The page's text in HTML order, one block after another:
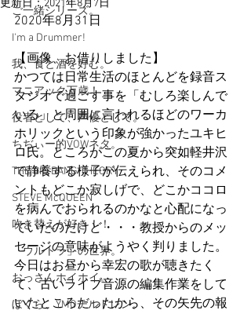
ご一緒シリーズ。
I'm a Drummer!
我、食と酒を好む。
マニアック万歳！
役者として、声優として。
ちぢぃー的VOWネタ。
THE BIG BANG THEORY
STEVE McQUEEN
吹き替えが好き！！
「ウルトラ」の世界。
おっさんホイホイ。
ぼくら、YMOチルドレン。
更新日：2021年8月7日
2020年8月31日
【画像、お借りしました】
かつては日常生活のほとんどを録音ス
タジオで過ごす事を「むしろ楽しんで
いる」と周囲に言われるほどのワーカ
ホリックという印象が強かったユキヒ
ロ氏。ところがこの夏から突如軽井沢
で静養する様子が伝えられ、そのコメ
ントもどこか寂しげで、どこかココロ
を病んでおられるのかなと心配になっ
ていたのだけど・・・教授からのメッ
セージの意味がようやく判りました。
今日はお昼から幸宏の歌が聴きたく
て、古いライブ音源の編集作業をして
いたところだったから、その矢先の報